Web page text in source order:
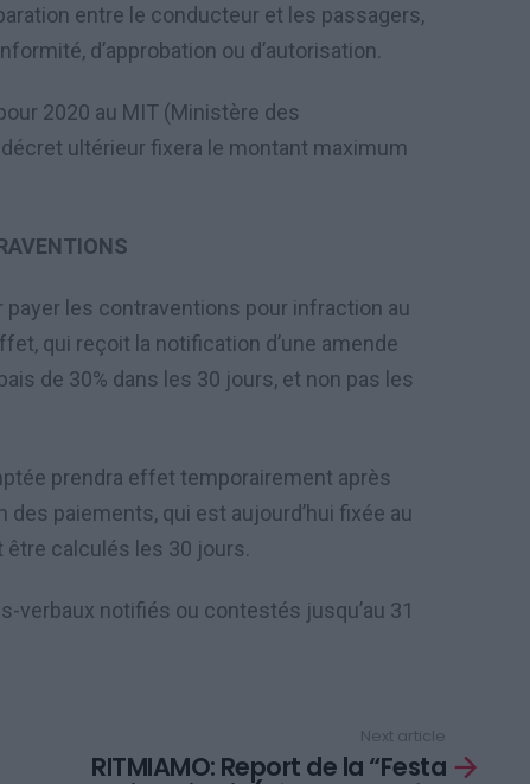
entre le conducteur et les passagers,
d’approbation ou d’autorisation.
2020 au MIT (Ministère des
ultérieur fixera le montant maximum
les contraventions pour infraction au
qui reçoit la notification d’une amende
de 30% dans les 30 jours, et non pas les
prendra effet temporairement après
des paiements, qui est aujourd’hui fixée au
être calculés les 30 jours.
verbaux notifiés ou contestés jusqu’au 31
Next article
RITMIAMO: Report de la “Festa